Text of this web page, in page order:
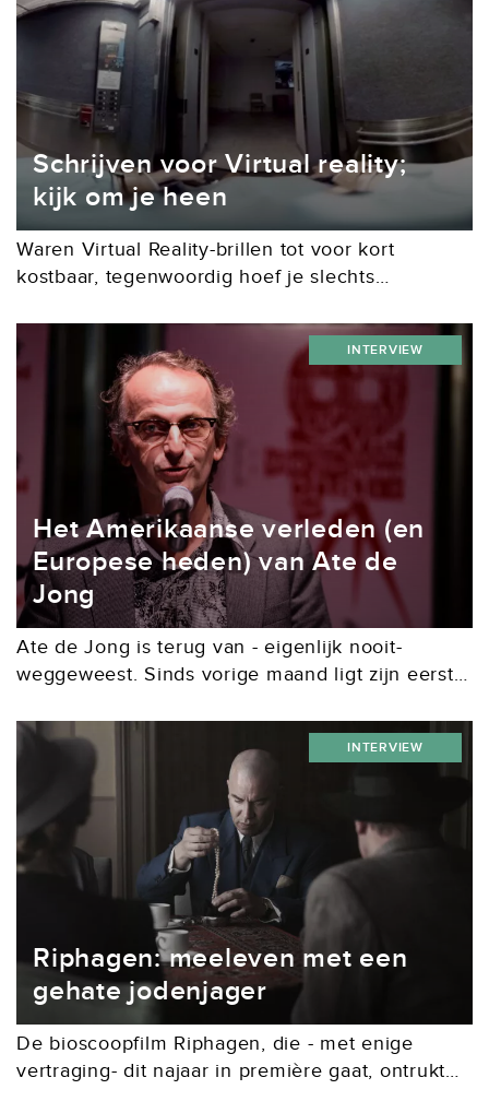
Schrijven voor Virtual reality;
kijk om je heen
Waren Virtual Reality-brillen tot voor kort
kostbaar, tegenwoordig hoef je slechts
schuiven en je staat midden in een virtuele
wereld. Welke mogelijkheden biedt VR voor
schrijvers?
Het Amerikaanse verleden (en
Europese heden) van Ate de
Jong
Ate de Jong is terug van - eigenlijk nooit-
weggeweest. Sinds vorige maand ligt zijn eerste
losjes gebaseerd op de moord op de...
INTERVIEW
Riphagen: meeleven met een
gehate jodenjager
De bioscoopfilm Riphagen, die - met enige
vertraging- dit najaar in première gaat, ontrukt
INTERVIEW